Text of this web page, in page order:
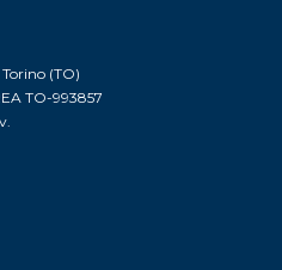
Torino (TO)
TO-993857